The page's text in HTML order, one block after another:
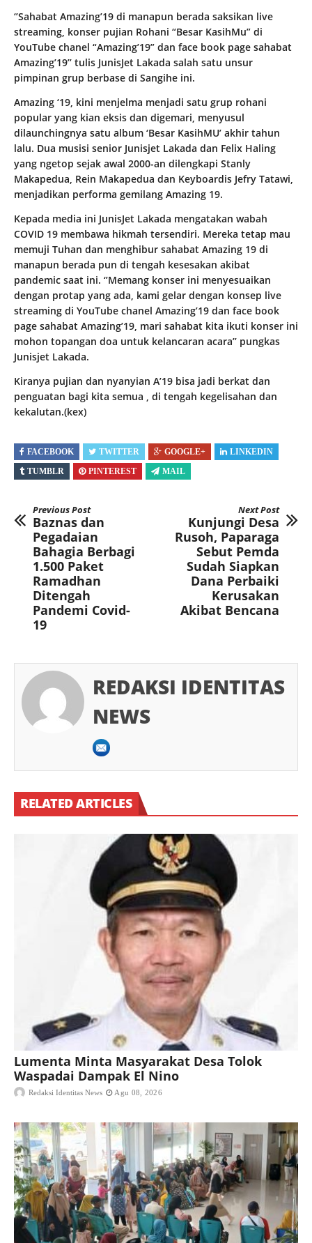
‘’Sahabat Amazing’19 di manapun berada saksikan live
streaming, konser pujian Rohani “Besar KasihMu” di
YouTube chanel “Amazing’19” dan face book page sahabat
Amazing’19’’ tulis JunisJet Lakada salah satu unsur
pimpinan grup berbase di Sangihe ini.
Amazing ‘19, kini menjelma menjadi satu grup rohani
popular yang kian eksis dan digemari, menyusul
dilaunchingnya satu album ‘Besar KasihMU’ akhir tahun
lalu. Dua musisi senior Junisjet Lakada dan Felix Haling
yang ngetop sejak awal 2000-an dilengkapi Stanly
Makapedua, Rein Makapedua dan Keyboardis Jefry Tatawi,
menjadikan performa gemilang Amazing 19.
Kepada media ini JunisJet Lakada mengatakan wabah
COVID 19 membawa hikmah tersendiri. Mereka tetap mau
memuji Tuhan dan menghibur sahabat Amazing 19 di
manapun berada pun di tengah kesesakan akibat
pandemic saat ini. ‘’Memang konser ini menyesuaikan
dengan protap yang ada, kami gelar dengan konsep live
streaming di YouTube chanel Amazing’19 dan face book
page sahabat Amazing’19, mari sahabat kita ikuti konser ini
mohon topangan doa untuk kelancaran acara’’ pungkas
Junisjet Lakada.
Kiranya pujian dan nyanyian A’19 bisa jadi berkat dan
penguatan bagi kita semua , di tengah kegelisahan dan
kekalutan.(kex)
FACEBOOK TWITTER GOOGLE+
LINKEDIN
TUMBLR
PINTEREST MAIL
Previous Post
Baznas dan
Pegadaian
Bahagia Berbagi
1.500 Paket
Ramadhan
Ditengah
Pandemi Covid-
19
Next Post
Kunjungi Desa
Rusoh, Paparaga
Sebut Pemda
Sudah Siapkan
Dana Perbaiki
Kerusakan
Akibat Bencana
REDAKSI IDENTITAS
NEWS
RELATED ARTICLES
Lumenta Minta Masyarakat Desa Tolok
Waspadai Dampak El Nino
Redaksi Identitas News Agu 08, 2026